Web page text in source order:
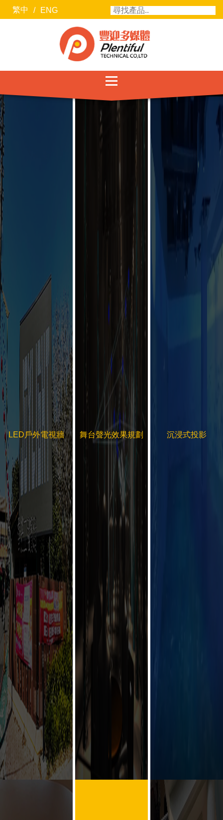
繁中 / ENG
服務項目
最新消息
LED戶外電視牆 舞台聲光效果規劃 沉浸式投影